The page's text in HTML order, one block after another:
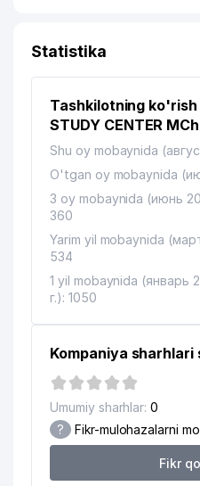
Statistika
Tashkilotning
STUDY CENTER
Shu oy mobaynida
O'tgan oy mobaynida
3 oy mobaynida (июнь
360
Yarim yil mobaynida
534
1 yil mobaynida (январь
г.): 1050
Kompaniya
Umumiy sharhlar: 0
? Fikr-mulohazalarni
Fikr